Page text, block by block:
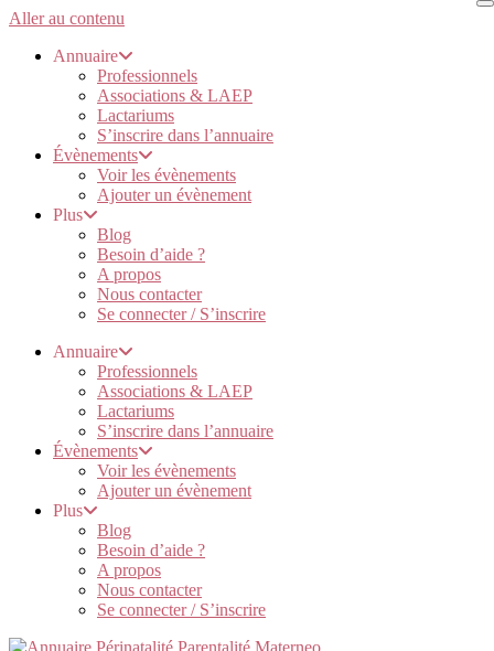
Aller au contenu
Annuaire
Professionnels
Associations & LAEP
Lactariums
S’inscrire dans l’annuaire
Évènements
Voir les évènements
Ajouter un évènement
Plus
Blog
Besoin d’aide ?
A propos
Nous contacter
Se connecter / S’inscrire
Annuaire
Professionnels
Associations & LAEP
Lactariums
S’inscrire dans l’annuaire
Évènements
Voir les évènements
Ajouter un évènement
Plus
Blog
Besoin d’aide ?
A propos
Nous contacter
Se connecter / S’inscrire